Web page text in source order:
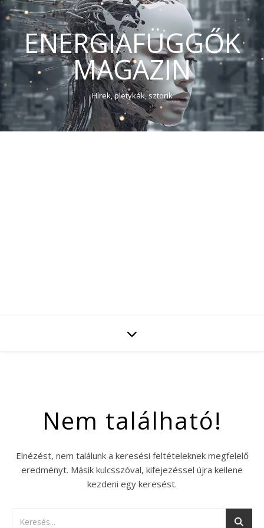
ENERGIAFÜGGŐK
MAGAZIN
Hírek, pletykák, sztorik
Nem található!
Elnézést, nem találunk a keresési feltételeknek megfelelő
eredményt. Másik kulcsszóval, kifejezéssel újra kellene
kezdeni egy keresést.